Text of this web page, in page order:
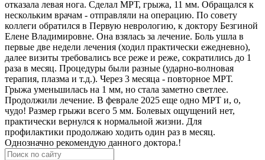
отказала левая нога. Сделал МРТ, грыжа, 11 мм. Обращался к
нескольким врачам - отправляли на операцию. По совету
коллеги обратился в Первую неврологию, к доктору Безгиной
Елене Владимировне. Она взялась за лечение. Боль ушла в
первые две недели лечения (ходил практически ежедневно),
далее визиты требовались все реже и реже, сократились до 1
раза в месяц. Процедуры были разные (ударно-волновая
терапия, плазма и т.д.). Через 3 месяца - повторное МРТ.
Грыжа уменьшилась на 1 мм, но стала заметно светлее.
Продолжили лечение. В феврале 2025 еще одно МРТ и, о,
чудо! Размер грыжи всего 5 мм. Болевых ощущений нет,
практически вернулся к нормальной жизни. Для
профилактики продолжаю ходить один раз в месяц.
Однозначно рекомендую данного доктора.!